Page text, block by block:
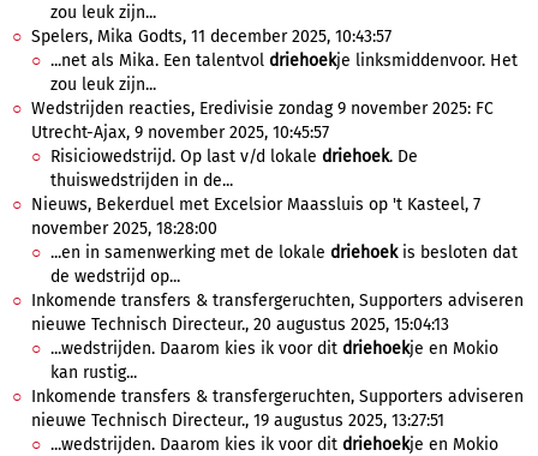
zou leuk zijn...
Spelers, Mika Godts, 11 december 2025, 10:43:57
...net als Mika. Een talentvol driehoekje linksmiddenvoor. Het
zou leuk zijn...
Wedstrijden reacties, Eredivisie zondag 9 november 2025: FC
Utrecht-Ajax, 9 november 2025, 10:45:57
Risiciowedstrijd. Op last v/d lokale driehoek. De
thuiswedstrijden in de...
Nieuws, Bekerduel met Excelsior Maassluis op 't Kasteel, 7
november 2025, 18:28:00
...en in samenwerking met de lokale driehoekis besloten dat
de wedstrijd op...
Inkomende transfers & transfergeruchten, Supporters adviseren
nieuwe Technisch Directeur., 20 augustus 2025, 15:04:13
...wedstrijden. Daarom kies ik voor dit driehoekje en Mokio
kan rustig...
Inkomende transfers & transfergeruchten, Supporters adviseren
nieuwe Technisch Directeur., 19 augustus 2025, 13:27:51
...wedstrijden. Daarom kies ik voor dit driehoekje en Mokio